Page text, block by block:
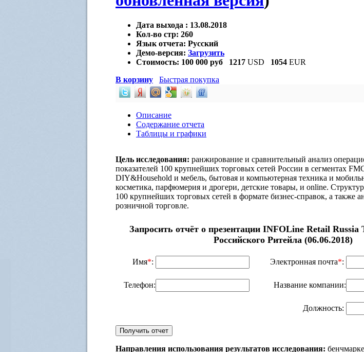
Дата выхода : 13.08.2018
Кол-во стр: 260
Язык отчета: Русский
Демо-версия: Загрузить
Стоимость: 100 000 руб 1217 USD 1054 EUR
В корзину
Быстрая покупка
Описание
Содержание отчета
Таблицы и графики
Цель исследования: ранжирование и сравнительный анализ
показателей 100 крупнейших торговых сетей России в сегментах
DIY&Household и мебель, бытовая и компьютерная техника и
косметика, парфюмерия и дрогери, детские товары, и online.
100 крупнейших торговых сетей в формате бизнес-справок, а также
розничной торговле.
Запросить отчёт о презентации INFOLine Retail Russia
Российского Ритейла (06.06.2018)
Имя*: Электронная почта*:
Телефон: Название компании:
Должность:
Направления использования результатов исследования: